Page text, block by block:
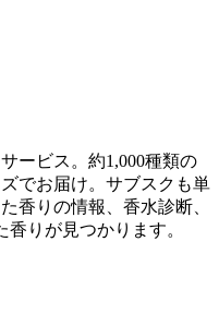
ービス。約1,000種類の
でお届け。サブスクも単
香りの情報、香水診断、
りが見つかります。